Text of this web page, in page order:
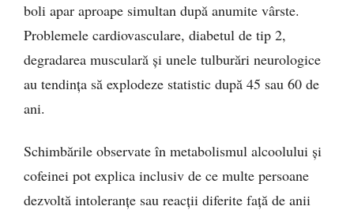
boli apar aproape simultan după anumite vârste.
Problemele cardiovasculare, diabetul de tip 2,
degradarea musculară și unele tulburări neurologice
au tendința să explodeze statistic după 45 sau 60 de
ani.
Schimbările observate în metabolismul alcoolului și
cofeinei pot explica inclusiv de ce multe persoane
dezvoltă intoleranțe sau reacții diferite față de anii